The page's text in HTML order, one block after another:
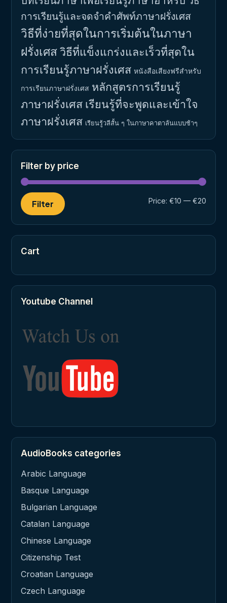
การเรียนรู้และจดจำคำศัพท์ภาษาฝรั่งเศส
วิธีที่ง่ายที่สุดในการเริ่มต้นในภาษา
ฝรั่งเศสวิธีที่แข็งแกร่งและเร็วที่สุดใน
การเรียนรู้ภาษาฝรั่งเศส หนังสือเสียงฟรีสำหรับ
การเรียนภาษาฝรั่งเศส หลักสูตรการเรียนรู้
ภาษาฝรั่งเศส เรียนรู้ที่จะพูดและเข้าใจ
ภาษาฝรั่งเศส เรียนรู้วลีสั้น ๆ ในภาษาคาตาลันแบบช้าๆ
Filter by price
Filter Price: €10 — €20
Cart
Youtube Channel
AudioBooks categories
Arabic Language
Basque Language
Bulgarian Language
Catalan Language
Chinese Language
Citizenship Test
Croatian Language
Czech Language